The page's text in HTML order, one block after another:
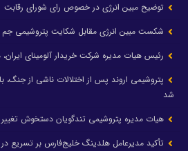
توضیح مبین انرژی در خصوص رای شورای رقابت
شکست مبین انرژی مقابل شکایت پتروشیمی جم
رئیس هیات مدیره شرکت خریدار آلومینای
شد
هیات مدیره پتروشیمی تندگویان دستخوش
تأکید مدیرعامل هلدینگ خلیج‌فارس بر تسریع در